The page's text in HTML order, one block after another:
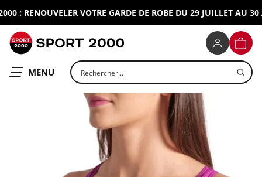
: RENOUVELER VOTRE GARDE DE ROBE DU 29 JUILLET AU 30
OUVRIR LE
MENU Rechercher un produit